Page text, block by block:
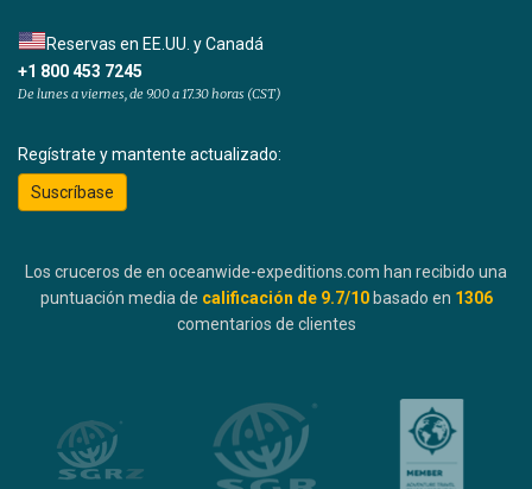
Reservas en EE.UU. y Canadá
+1 800 453 7245
De lunes a viernes, de 9.00 a 17.30 horas (CST)
Regístrate y mantente actualizado:
Suscríbase
Los cruceros de en oceanwide-expeditions.com han recibido una
puntuación media de calificación de 9.7/10 basado en 1306
comentarios de clientes